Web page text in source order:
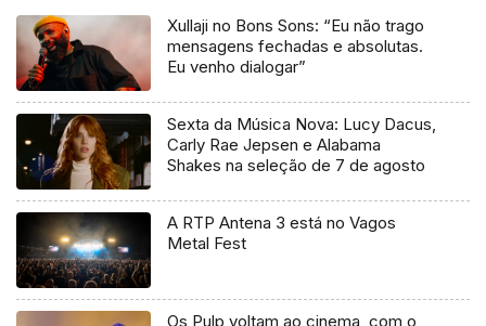
Xullaji no Bons Sons: “Eu não trago
mensagens fechadas e absolutas.
Eu venho dialogar”
Sexta da Música Nova: Lucy Dacus,
Carly Rae Jepsen e Alabama
Shakes na seleção de 7 de agosto
A RTP Antena 3 está no Vagos
Metal Fest
Os Pulp voltam ao cinema, com o